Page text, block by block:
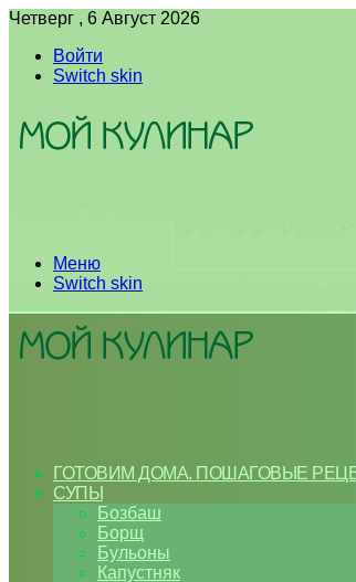
Четверг , 6 Август 2026
Войти
Switch skin
Меню
Switch skin
ГОТОВИМ ДОМА. ПОШАГОВЫЕ
СУПЫ
Бозбаш
Борщ
Бульоны
Капустняк